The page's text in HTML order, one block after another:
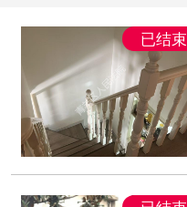
已结束